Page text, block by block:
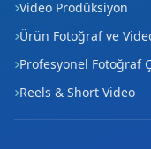
Video Prodüksiyon
Ürün Fotoğraf ve
Profesyonel Fotoğraf
Reels & Short Video